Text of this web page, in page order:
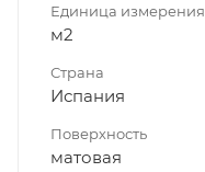
Единица измерения
м2
Страна
Испания
Поверхность
матовая